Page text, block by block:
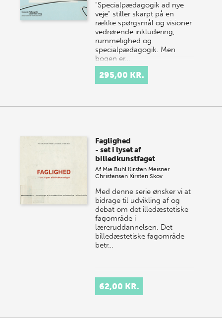
"Specialpædagogik ad nye
veje" stiller skarpt på en
række spørgsmål og visioner
vedrørende inkludering,
rummelighed og
specialpædagogik. Men
bogen er…
295,00 KR.
Faglighed
- set i lyset af
billedkunstfaget
Af Mie Buhl Kirsten Meisner
Christensen Kirsten Skov
Med denne serie ønsker vi at
bidrage til udvikling af og
debat om det illedæstetiske
fagområde i
læreruddannelsen. Det
billedæstetiske fagområde
betr…
62,00 KR.